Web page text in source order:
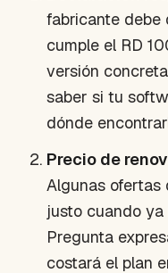
fabricante debe
cumple el RD
versión
saber si tu
dónde
Precio de
Algunas ofertas
justo cuando
Pregunta
costará el plan